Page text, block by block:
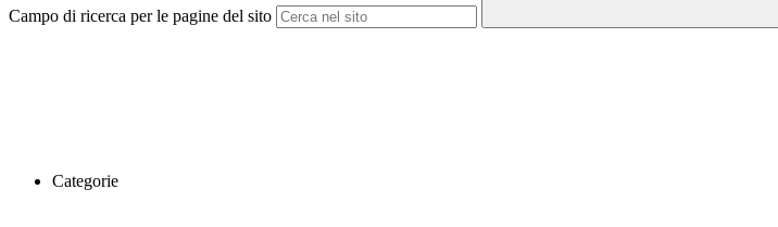
Campo di ricerca per le pagine del sito
Categorie